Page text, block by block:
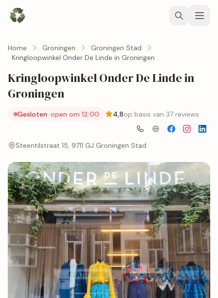
Home Groningen
Groningen Stad
Kringloopwinkel Onder De Linde in Groningen
Kringloopwinkel Onder De Linde in
Groningen
Gesloten· open om 12:00 4,8op basis van 37 reviews
Steentilstraat 15, 9711 GJ Groningen Stad